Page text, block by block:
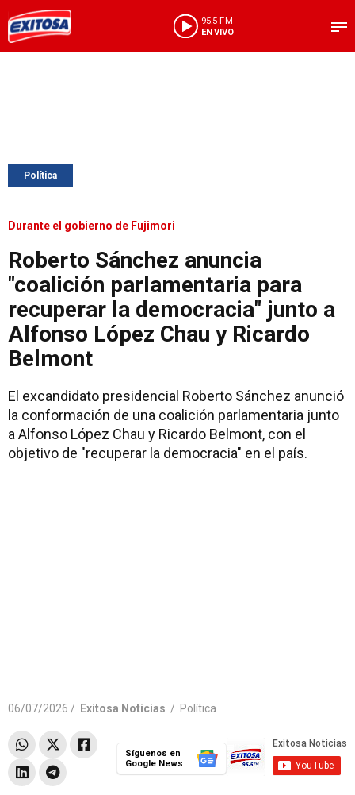
95.5 FM
EN VIVO
Política
Durante el gobierno de Fujimori
Roberto Sánchez anuncia
"coalición parlamentaria para
recuperar la democracia" junto a
Alfonso López Chau y Ricardo
Belmont
El excandidato presidencial Roberto Sánchez anunció
la conformación de una coalición parlamentaria junto
a Alfonso López Chau y Ricardo Belmont, con el
objetivo de "recuperar la democracia" en el país.
06/07/2026 / Exitosa Noticias / Política
Síguenos en
Google News